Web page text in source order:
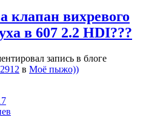
клапан вихревого
в 607 2.2 HDI???
запись в блоге
в Моё пыжо))